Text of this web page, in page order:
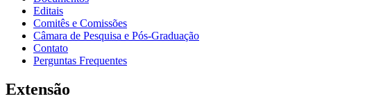
Editais
Comitês e Comissões
Câmara de Pesquisa e Pós-Graduação
Contato
Perguntas Frequentes
Extensão